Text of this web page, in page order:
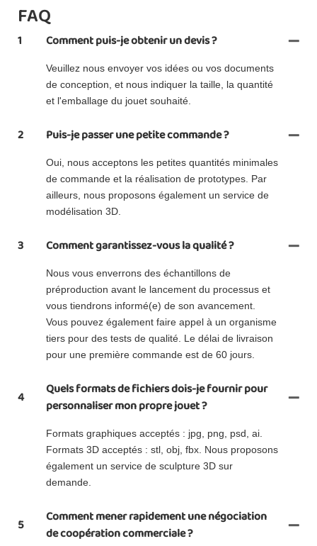
FAQ
1 Comment puis-je obtenir un devis ?
Veuillez nous envoyer vos idées ou vos documents
de conception, et nous indiquer la taille, la quantité
et l'emballage du jouet souhaité.
2 Puis-je passer une petite commande ?
Oui, nous acceptons les petites quantités minimales
de commande et la réalisation de prototypes. Par
ailleurs, nous proposons également un service de
modélisation 3D.
3 Comment garantissez-vous la qualité ?
Nous vous enverrons des échantillons de
préproduction avant le lancement du processus et
vous tiendrons informé(e) de son avancement.
Vous pouvez également faire appel à un organisme
tiers pour des tests de qualité. Le délai de livraison
pour une première commande est de 60 jours.
4
Quels formats de fichiers dois-je fournir pour
personnaliser mon propre jouet ?
Formats graphiques acceptés : jpg, png, psd, ai.
Formats 3D acceptés : stl, obj, fbx. Nous proposons
également un service de sculpture 3D sur
demande.
5
Comment mener rapidement une négociation
de coopération commerciale ?